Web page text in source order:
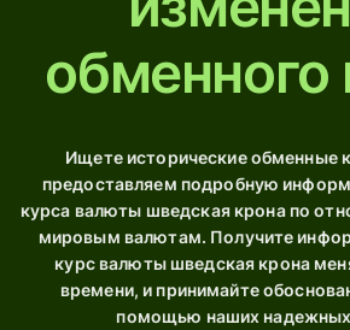
обменного
Ищете исторические обменные
предоставляем подробную
курса валюты шведская крона по
мировым валютам. Получите
курс валюты шведская крона
времени, и принимайте
помощью наших